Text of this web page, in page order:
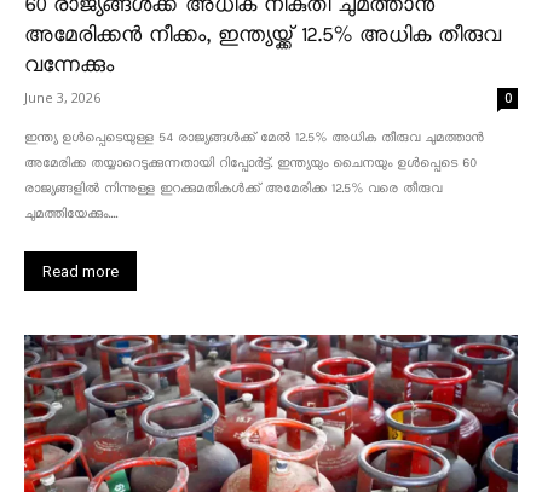
അമേരിക്കൻ നീക്കം, ഇന്ത്യയ്ക്ക് 12.5% അധിക തീരുവ
വന്നേക്കും
June 3, 2026 0
ഇന്ത്യ ഉൾപ്പെടെയുള്ള 54 രാജ്യങ്ങൾക്ക് മേൽ 12.5% അധിക തീരുവ ചുമത്താൻ
അമേരിക്ക തയ്യാറെടുക്കുന്നതായി റിപ്പോർട്ട്. ഇന്ത്യയും ചൈനയും ഉൾപ്പെടെ 60
രാജ്യങ്ങളിൽ നിന്നുള്ള ഇറക്കുമതികൾക്ക് അമേരിക്ക 12.5% ​​വരെ തീരുവ
ചുമത്തിയേക്കും....
Read more